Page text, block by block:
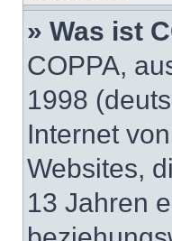
» Was ist
COPPA,
1998
Internet
Websites,
13 Jahren